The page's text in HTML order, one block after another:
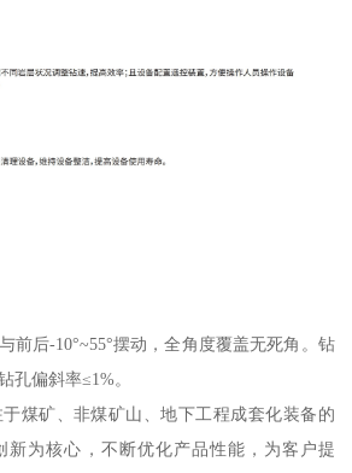
前后-10°~55°摆动，全角度覆盖无死角。钻
孔偏斜率≤1%。
煤矿、非煤矿山、地下工程成套化装备的
新为核心，不断优化产品性能，为客户提